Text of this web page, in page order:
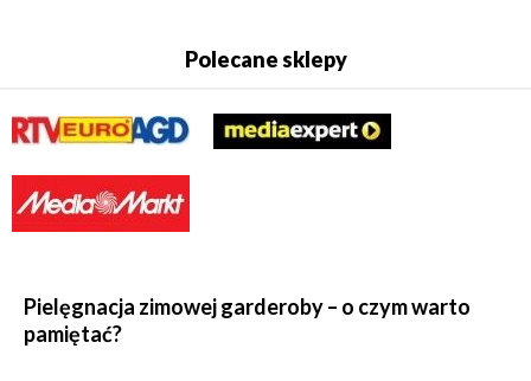
Polecane sklepy
Pielęgnacja zimowej garderoby – o czym warto
pamiętać?